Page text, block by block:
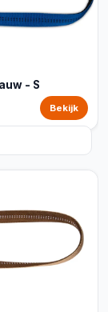
- S
Bekijk